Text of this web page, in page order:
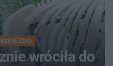
ZOO
wróciła do